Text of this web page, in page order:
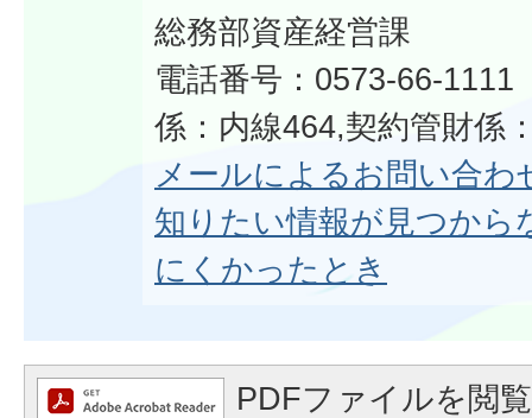
総務部資産経営課
電話番号：0573-66-1111
係：内線464,契約管財係
メールによるお問い合わ
知りたい情報が見つから
にくかったとき
PDFファイルを閲